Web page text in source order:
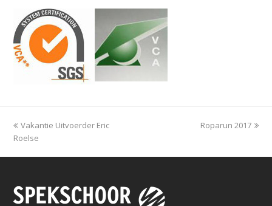
previous
post:
Vakantie Uitvoerder Eric
Roelse
next
Roparun 2017